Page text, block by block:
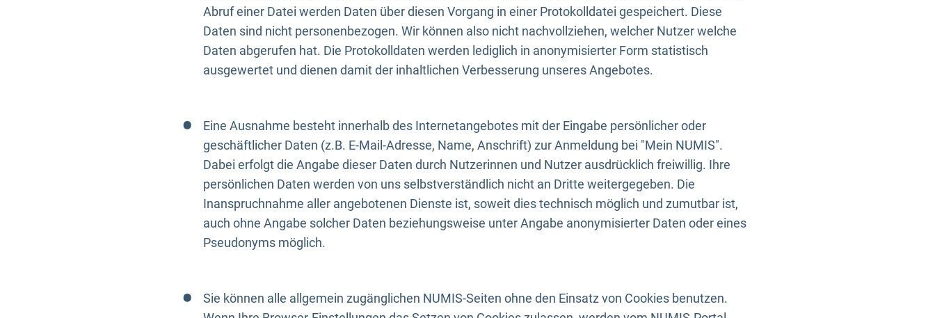
Abruf einer Datei werden Daten über diesen Vorgang in einer Protokolldatei gespeichert. Diese
Daten sind nicht personenbezogen. Wir können also nicht nachvollziehen, welcher Nutzer welche
Daten abgerufen hat. Die Protokolldaten werden lediglich in anonymisierter Form statistisch
ausgewertet und dienen damit der inhaltlichen Verbesserung unseres Angebotes.
Eine Ausnahme besteht innerhalb des Internetangebotes mit der Eingabe persönlicher oder
geschäftlicher Daten (z.B. E-Mail-Adresse, Name, Anschrift) zur Anmeldung bei "Mein NUMIS".
Dabei erfolgt die Angabe dieser Daten durch Nutzerinnen und Nutzer ausdrücklich freiwillig. Ihre
persönlichen Daten werden von uns selbstverständlich nicht an Dritte weitergegeben. Die
Inanspruchnahme aller angebotenen Dienste ist, soweit dies technisch möglich und zumutbar ist,
auch ohne Angabe solcher Daten beziehungsweise unter Angabe anonymisierter Daten oder eines
Pseudonyms möglich.
Sie können alle allgemein zugänglichen NUMIS-Seiten ohne den Einsatz von Cookies benutzen.